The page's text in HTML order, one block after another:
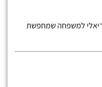
למשפחה שמחפשת